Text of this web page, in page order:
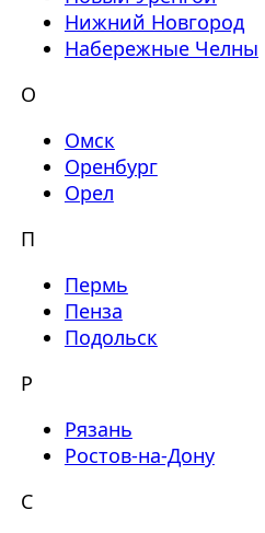
Нижний Новгород
Набережные Челны
О
Омск
Оренбург
Орел
П
Пермь
Пенза
Подольск
Р
Рязань
Ростов-на-Дону
С